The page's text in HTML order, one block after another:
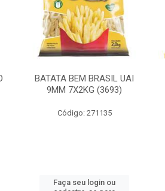
BATATA BEM BRASIL UAI
9MM 7X2KG (3693)
Código: 271135
Faça seu login ou